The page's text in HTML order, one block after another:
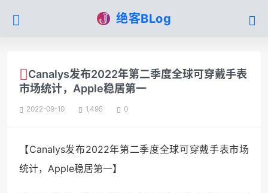
绝客BLog
Canalys发布2022年第二季度全球可穿戴手表
市场统计，Apple稳居第一
2022-09-10 1,495 0
【Canalys发布2022年第二季度全球可穿戴手表市场
统计，Apple稳居第一】